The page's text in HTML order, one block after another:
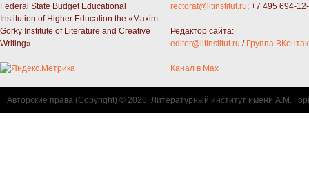
Federal State Budget Educational
Institution of Higher Education the «Maxim
Gorky Institute of Literature and Creative
Writing»
rectorat@litinstitut.ru; +7 495 694-
Редактор сайта:
editor@litinstitut.ru / Группа
Канал в Max
Авторские права (Copyright) © 2026, Литературный институт имени А.М.